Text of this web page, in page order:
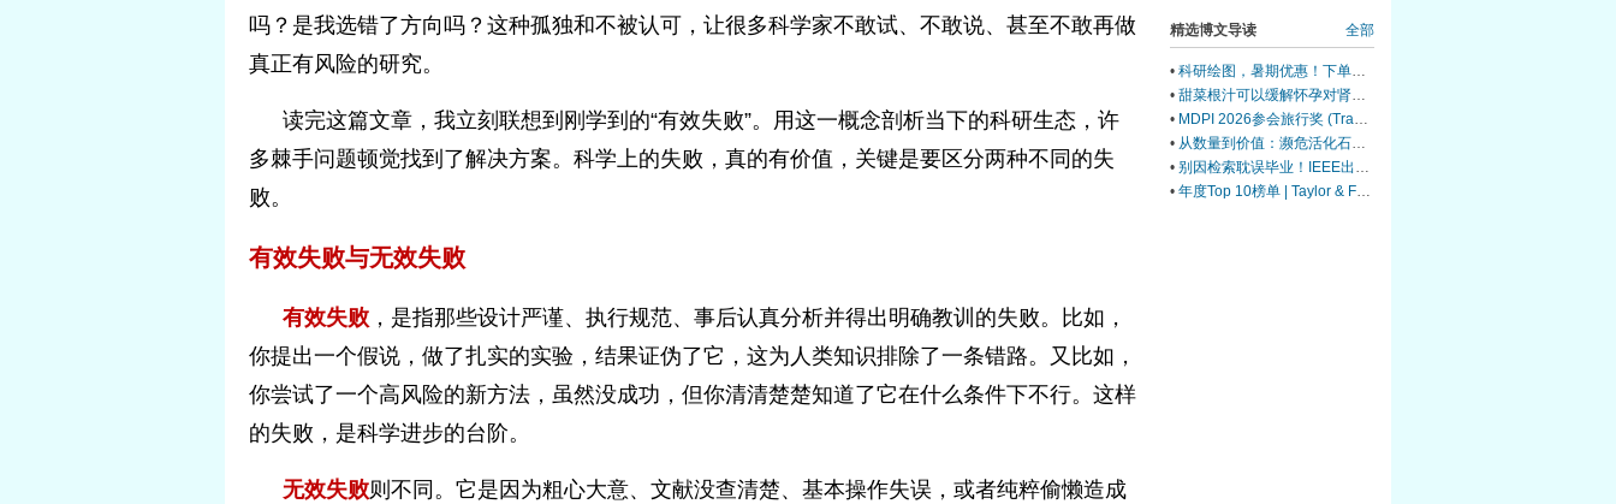
吗？是我选错了方向吗？这种孤独和不被认可，让很多科学家不敢试、不敢说、甚至不敢再做
真正有风险的研究。
读完这篇文章，我立刻联想到刚学到的“有效失败”。用这一概念剖析当下的科研生态，许
多棘手问题顿觉找到了解决方案。科学上的失败，真的有价值，关键是要区分两种不同的失
败。
有效失败与无效失败
有效失败 ，是指那些设计严谨、执行规范、事后认真分析并得出明确教训的失败。比如，
你提出一个假说，做了扎实的实验，结果证伪了它，这为人类知识排除了一条错路。又比如，
你尝试了一个高风险的新方法，虽然没成功，但你清清楚楚知道了它在什么条件下不行。这样
的失败，是科学进步的台阶。
无效失败则不同。它是因为粗心大意、文献没查清楚、基本操作失误，或者纯粹偷懒造成
马饲料！
全部
精选博文导读
• 科研绘图，暑期优惠！下单立减500元
• 甜菜根汁可以缓解怀孕对肾脏的压力
• MDPI 2026参会旅行奖 (Travel Award) 中国区获奖名单公布！
• 从数量到价值：濒危活化石ELF 理论重塑濒危物种保护优先级
• 别因检索耽误毕业！IEEE出版+EI快检索，8-9月会议合集征稿中
• 年度Top 10榜单 | Taylor & Francis科学与技术领域中国作者最受欢迎的热门文章榜单出炉！